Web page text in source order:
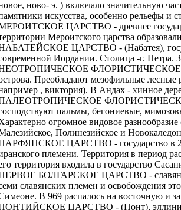
ново- э. ) включало значительную
искусства, особенно рельефы и
ЦАРСТВО - древнее
Мероитского царства
ЦАРСТВО - (Набатея),
Иордании. Столица -г. Петра.
ФЛОРИСТИЧЕСКОЕ
Преобладают мезофильные
, виктория). В Андах - хинное
ФЛОРИСТИЧЕСКОЕ
пальмы, бегониевые,
огромное видовое
Полинезийское и
ЦАРСТВО - государство в 250
племени. Территория в период
территория входила в государство
БОЛГАРСКОЕ ЦАРСТВО - славяно-
славянских племен и освобождения
В 969 распалось на восточную и
ЦАРСТВО - (Понт),